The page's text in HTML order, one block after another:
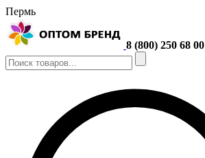
Пермь
8 (800) 250 68 00